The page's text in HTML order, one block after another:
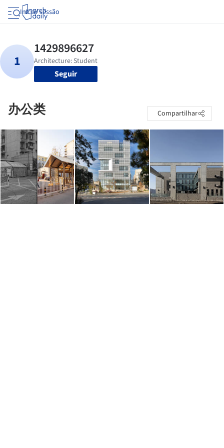
Iniciar sessão
Seguir
办公类 Compartilhar